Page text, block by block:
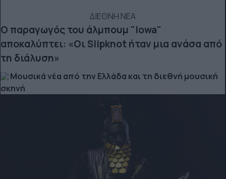
ΔΙΕΘΝΗ ΝΕΑ
Ο παραγωγός του άλμπουμ "Iowa"
αποκαλύπτει: «Οι Slipknot ήταν μια ανάσα από
τη διάλυση»
Μουσικά νέα από την Ελλάδα και τη διεθνή μουσική
σκηνή